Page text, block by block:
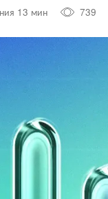
13 мин 739